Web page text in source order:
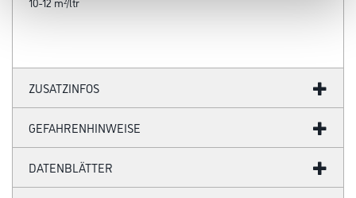
ZUSATZINFOS
GEFAHRENHINWEISE
DATENBLÄTTER